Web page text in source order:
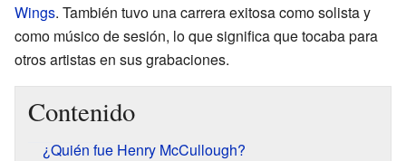
Wings. También tuvo una carrera exitosa como solista y
como músico de sesión, lo que significa que tocaba para
otros artistas en sus grabaciones.
Contenido
¿Quién fue Henry McCullough?